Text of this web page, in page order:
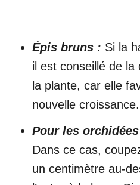
Épis bruns : Si la
il est conseillé de
la plante, car elle
nouvelle croissance.
Pour les
Dans ce cas,
un centimètre au-